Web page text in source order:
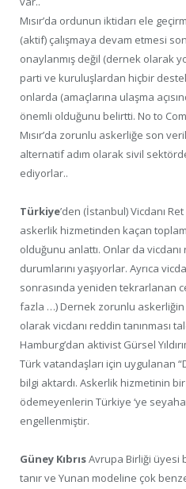
Mısır’da ordunun iktidarı ele
(aktif) çalışmaya devam etmesi
onaylanmış değil (dernek olarak
parti ve kuruluşlardan hiçbir
onlarda (amaçlarına ulaşma
önemli olduğunu belirtti. No to
Mısır’da zorunlu askerliğe son
alternatif adım olarak sivil
ediyorlar..
Türkiye’den (İstanbul) Vicdanı
askerlik hizmetinden kaçan
olduğunu anlattı. Onlar da
durumlarını yaşıyorlar. Ayrıca
sonrasında yeniden tekrarlanan
fazla …) Dernek zorunlu askerliğin
olarak vicdanı reddin tanınması
Hamburg’dan aktivist Gürsel
Türk vatandaşları için uygulanan
bilgi aktardı. Askerlik hizmetinin bir
ödemeyenlerin Türkiye ‘ye
engellenmiştir.
Güney KıbrısAvrupa Birliği üyesi
tanır ve Yunan modeline çok